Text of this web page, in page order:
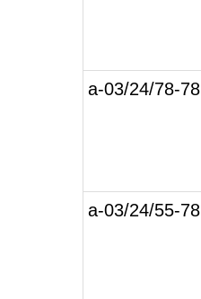
а-03/24/78-78
а-03/24/55-78